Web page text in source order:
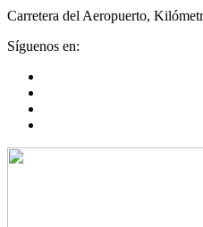
Carretera del Aeropuerto,
Síguenos en: